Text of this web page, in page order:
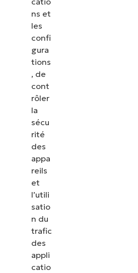
ns et
les
confi
gura
tions
, de
cont
rôler
la
sécu
rité
des
appa
reils
et
l’utili
satio
n du
trafic
des
appli
catio